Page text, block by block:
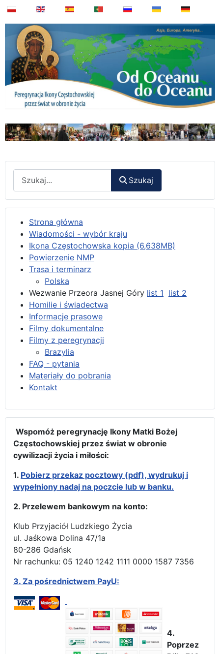
Szukaj
Strona główna
Wiadomości - wybór kraju
Ikona Częstochowska kopia (6,638MB)
Powierzenie NMP
Trasa i terminarz
Polska
Wezwanie Przeora Jasnej Góry list 1 list 2
Homilie i świadectwa
Informacje prasowe
Filmy dokumentalne
Filmy z peregrynacji
Brazylia
FAQ - pytania
Materiały do pobrania
Kontakt
Wspomóż peregrynację Ikony Matki Bożej
Częstochowskiej przez świat w obronie
cywilizacji życia i miłości:
1. Pobierz przekaz pocztowy (pdf), wydrukuj i
wypełniony nadaj na poczcie lub w banku.
2. Przelewem bankowym na konto:
Klub Przyjaciół Ludzkiego Życia
ul. Jaśkowa Dolina 47/1a
80-286 Gdańsk
Nr rachunku: 05 1240 1242 1111 0000 1587 7356
3. Za pośrednictwem PayU:
4.
Poprzez